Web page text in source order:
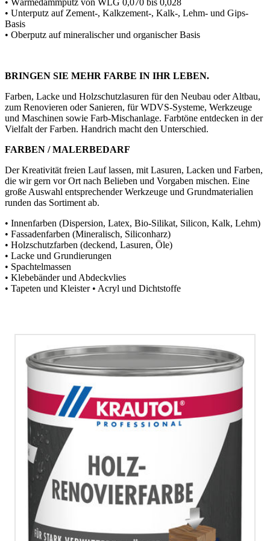
• Unterputz auf Zement-, Kalkzement-, Kalk-, Lehm- und Gips-
Basis
• Oberputz auf mineralischer und organischer Basis
BRINGEN SIE MEHR FARBE IN IHR LEBEN.
Farben, Lacke und Holzschutzlasuren für den Neubau oder Altbau,
zum Renovieren oder Sanieren, für WDVS-Systeme, Werkzeuge
und Maschinen sowie Farb-Mischanlage. Farbtöne entdecken in der
Vielfalt der Farben. Handrich macht den Unterschied.
FARBEN / MALERBEDARF
Der Kreativität freien Lauf lassen, mit Lasuren, Lacken und Farben,
die wir gern vor Ort nach Belieben und Vorgaben mischen. Eine
große Auswahl entsprechender Werkzeuge und Grundmaterialien
runden das Sortiment ab.
• Innenfarben (Dispersion, Latex, Bio-Silikat, Silicon, Kalk, Lehm)
• Fassadenfarben (Mineralisch, Siliconharz)
• Holzschutzfarben (deckend, Lasuren, Öle)
• Lacke und Grundierungen
• Spachtelmassen
• Klebebänder und Abdeckvlies
• Tapeten und Kleister • Acryl und Dichtstoffe